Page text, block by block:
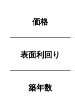
価格
表面利回り
築年数